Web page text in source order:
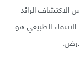
الاكتشاف الرائد
أن التطور عبر الانتقاء الطبيعي هو